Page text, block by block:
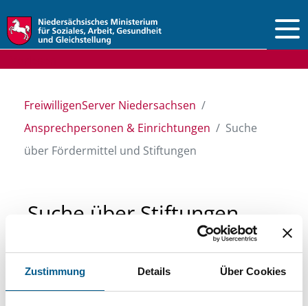
Zustimmung Details Über Cookies
FreiwilligenServer Niedersachsen
Ansprechpersonen & Einrichtungen
Suche
über Fördermittel und Stiftungen
Suche über Stiftungen
und Fördermittel
Sie suchen finanzielle Unterstützung für ein